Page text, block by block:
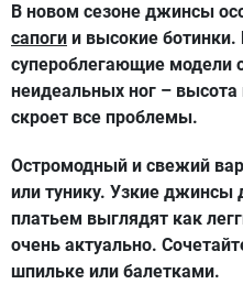
В новом сезоне джинсы
сапоги и высокие
супероблегающие модели
неидеальных ног –
скроет все проблемы.
Остромодный и свежий
или тунику. Узкие джинсы
платьем выглядят как
очень актуально.
шпильке или балетками.